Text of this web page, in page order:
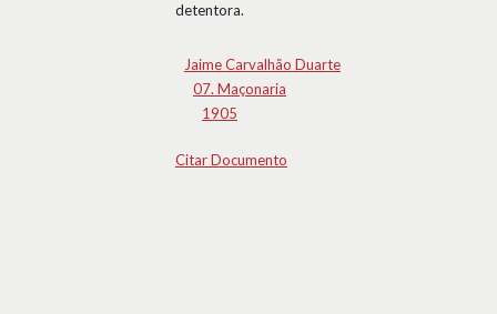
detentora.
Jaime Carvalhão Duarte
07. Maçonaria
1905
Citar Documento